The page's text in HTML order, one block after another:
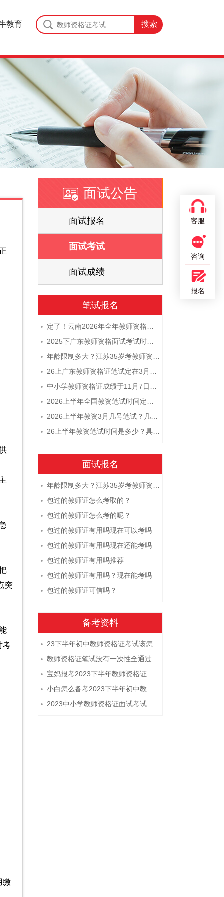
教育
突
考
缴
面试公告
面试报名
面试考试
面试成绩
笔试报名
• 定了！云南2026年全年教师资格证考试日程大公开！
• 2025下广东教师资格面试考试时间及科目内容（怎么考）
• 年龄限制多大？江苏35岁考教师资格证晚吗？
• 26上广东教师资格证笔试定在3月7日！附考试指南
• 中小学教师资格证成绩于11月7日10点查！
• 2026上半年全国教资笔试时间定档！
• 2026上半年教资3月几号笔试？几点开考
• 26上半年教资笔试时间是多少？具体安排表一览
面试报名
• 年龄限制多大？江苏35岁考教师资格证晚吗？
• 包过的教师证怎么考取的？
• 包过的教师证怎么考的呢？
• 包过的教师证有用吗现在可以考吗
• 包过的教师证有用吗现在还能考吗
• 包过的教师证有用吗推荐
• 包过的教师证有用吗？现在能考吗
• 包过的教师证可信吗？
备考资料
• 23下半年初中教师资格证考试该怎么复习？
• 教师资格证笔试没有一次性全通过下次需要重新报考吗？
• 宝妈报考2023下半年教师资格证需要报班备考吗？
• 小白怎么备考2023下半年初中教师资格证笔试？
• 2023中小学教师资格证面试考试注意事项
客服
咨询
报名